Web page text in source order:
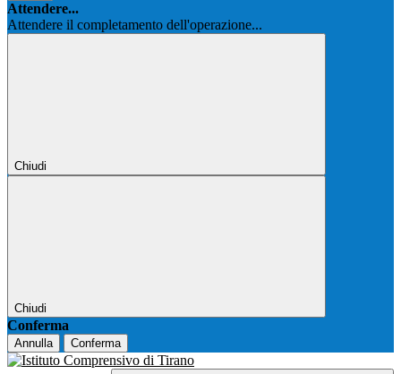
Attendere...
Attendere il completamento dell'operazione...
Chiudi
Chiudi
Conferma
Annulla Conferma